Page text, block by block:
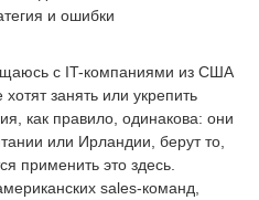
с IT-компаниями из США
занять или укрепить
как правило, одинакова: они
или Ирландии, берут то,
применить это здесь.
sales-команд,